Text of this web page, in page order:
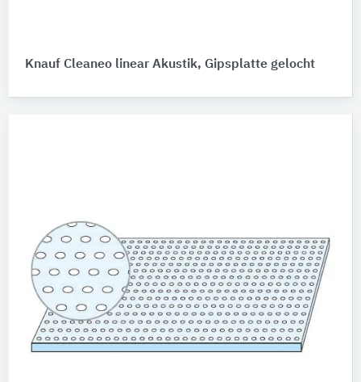
Knauf Cleaneo linear Akustik, Gipsplatte gelocht